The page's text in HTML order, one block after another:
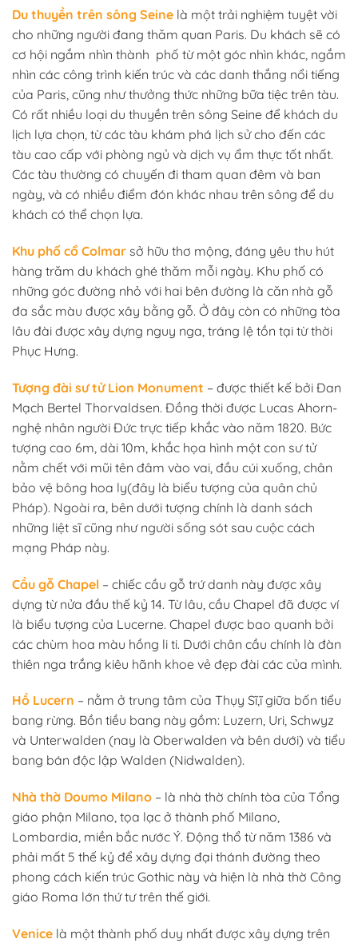
Du thuyền trên sông Seine là một trải nghiệm tuyệt vời
cho những người đang thăm quan Paris. Du khách sẽ có
cơ hội ngắm nhìn thành phố từ một góc nhìn khác, ngắm
nhìn các công trình kiến trúc và các danh thắng nổi tiếng
của Paris, cũng như thưởng thức những bữa tiệc trên tàu.
Có rất nhiều loại du thuyền trên sông Seine để khách du
lịch lựa chọn, từ các tàu khám phá lịch sử cho đến các
tàu cao cấp với phòng ngủ và dịch vụ ẩm thực tốt nhất.
Các tàu thường có chuyến đi tham quan đêm và ban
ngày, và có nhiều điểm đón khác nhau trên sông để du
khách có thể chọn lựa.
Khu phố cổ Colmar sở hữu thơ mộng, đáng yêu thu hút
hàng trăm du khách ghé thăm mỗi ngày. Khu phố có
những góc đường nhỏ với hai bên đường là căn nhà gỗ
đa sắc màu được xây bằng gỗ. Ở đây còn có những tòa
lâu đài được xây dựng nguy nga, tráng lệ tồn tại từ thời
Phục Hưng.
Tượng đài sư tử Lion Monument – được thiết kế bởi Đan
Mạch Bertel Thorvaldsen. Đồng thời được Lucas Ahorn-
nghệ nhân người Đức trực tiếp khắc vào năm 1820. Bức
tượng cao 6m, dài 10m, khắc họa hình một con sư tử
nằm chết với mũi tên đâm vào vai, đầu cúi xuống, chân
bảo vệ bông hoa ly(đây là biểu tượng của quân chủ
Pháp). Ngoài ra, bên dưới tượng chính là danh sách
những liệt sĩ cũng như người sống sót sau cuộc cách
mạng Pháp này.
Cầu gỗ Chapel – chiếc cầu gỗ trứ danh này được xây
dựng từ nửa đầu thế kỷ 14. Từ lâu, cầu Chapel đã được ví
là biểu tượng của Lucerne. Chapel được bao quanh bởi
các chùm hoa màu hồng li ti. Dưới chân cầu chính là đàn
thiên nga trắng kiêu hãnh khoe vẻ đẹp đài các của mình.
Hồ Lucern – nằm ở trung tâm của Thụy Sĩ,ĩ giữa bốn tiểu
bang rừng. Bồn tiều bang này gồm: Luzern, Uri, Schwyz
và Unterwalden (nay là Oberwalden và bên dưới) và tiểu
bang bán độc lập Walden (Nidwalden).
Nhà thờ Doumo Milano – là nhà thờ chính tòa của Tổng
giáo phận Milano, tọa lạc ở thành phố Milano,
Lombardia, miền bắc nước Ý. Động thổ từ năm 1386 và
phải mất 5 thế kỷ để xây dựng đại thánh đường theo
phong cách kiến trúc Gothic này và hiện là nhà thờ Công
giáo Roma lớn thứ tư trên thế giới.
Venice là một thành phố duy nhất được xây dựng trên